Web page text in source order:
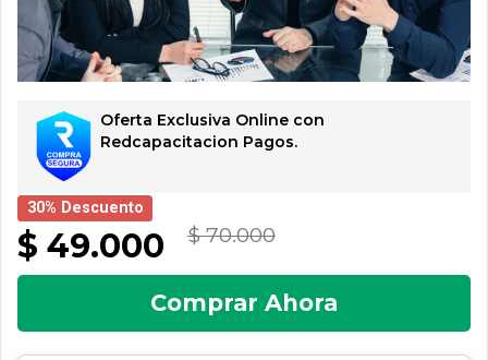
Oferta Exclusiva Online con
Redcapacitacion Pagos.
30% Descuento
$ 49.000 $ 70.000
Comprar Ahora